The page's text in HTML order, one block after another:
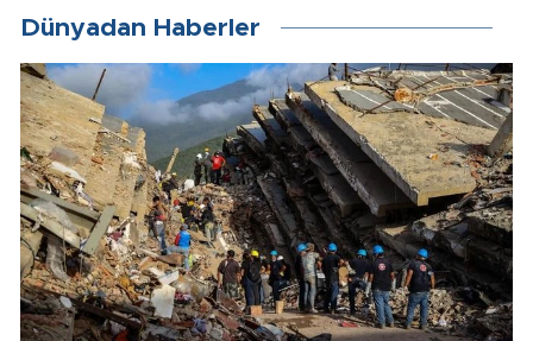
Dünyadan Haberler